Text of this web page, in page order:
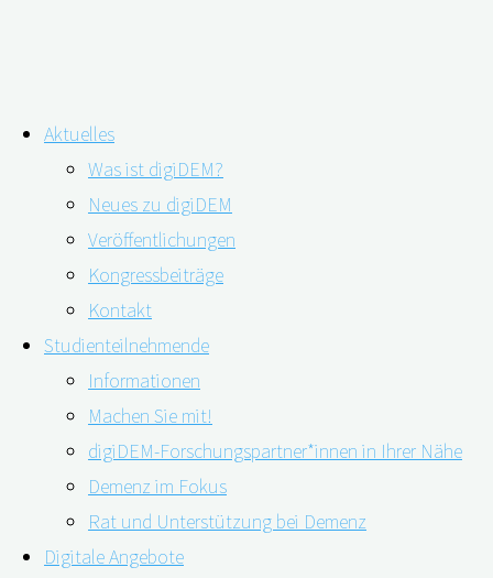
Inhalt
springen
Aktuelles
Was ist digiDEM?
Neues zu digiDEM
Veröffentlichungen
Kongressbeiträge
Kontakt
Studienteilnehmende
Informationen
Machen Sie mit!
digiDEM-Forschungspartner*innen in Ihrer Nähe
Demenz im Fokus
Rat und Unterstützung bei Demenz
Digitale Angebote
Mit psychosozialen Therapien den
kognitiven Abbau verzögern